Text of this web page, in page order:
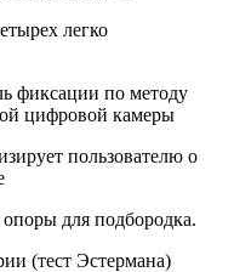
легко
фиксации по методу
цифровой камеры
пользователю о
для подбородка.
(тест Эстермана)